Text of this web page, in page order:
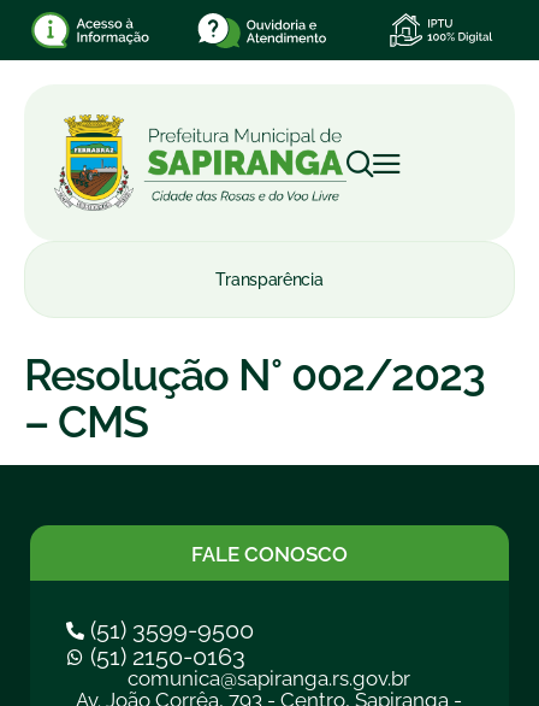
Transparência
Resolução N° 002/2023
– CMS
FALE CONOSCO
(51) 3599-9500
(51) 2150-0163
comunica@sapiranga.rs.gov.br
Av. João Corrêa, 793 - Centro, Sapiranga -